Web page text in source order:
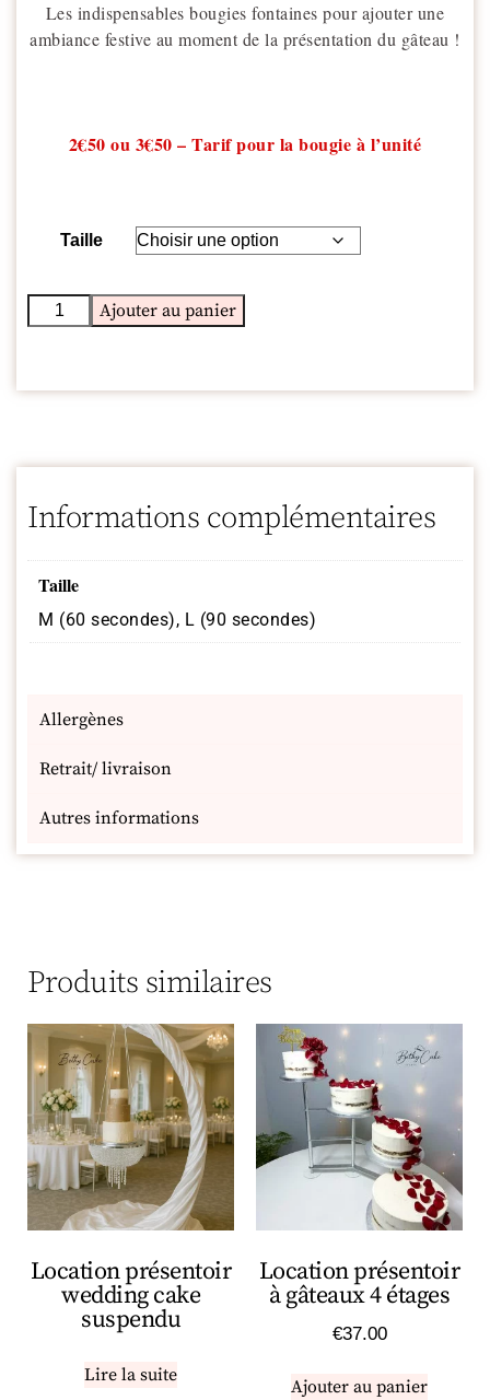
Les indispensables bougies fontaines pour ajouter une
ambiance festive au moment de la présentation du gâteau !
2€50 ou 3€50 – Tarif pour la bougie à l’unité
Taille
Ajouter au panier
Informations complémentaires
Taille
M (60 secondes), L (90 secondes)
Allergènes
Retrait/ livraison
Autres informations
Produits similaires
Location présentoir
wedding cake
suspendu
Lire la suite
Location présentoir
à gâteaux 4 étages
€37.00
Ajouter au panier